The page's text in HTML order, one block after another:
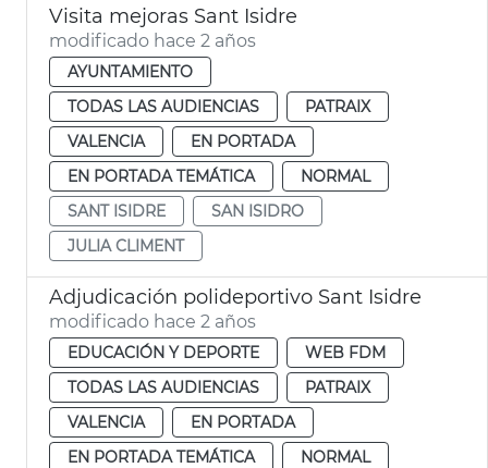
Visita mejoras Sant Isidre
modificado hace 2 años
AYUNTAMIENTO
TODAS LAS AUDIENCIAS
PATRAIX
VALENCIA
EN PORTADA
EN PORTADA TEMÁTICA
NORMAL
SANT ISIDRE
SAN ISIDRO
JULIA CLIMENT
Adjudicación polideportivo Sant Isidre
modificado hace 2 años
EDUCACIÓN Y DEPORTE
WEB FDM
TODAS LAS AUDIENCIAS
PATRAIX
VALENCIA
EN PORTADA
EN PORTADA TEMÁTICA
NORMAL